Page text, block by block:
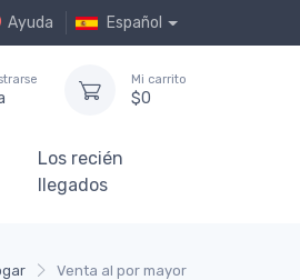
Ayuda Español
Mi carrito
$0
Los recién
llegados
Venta al por mayor